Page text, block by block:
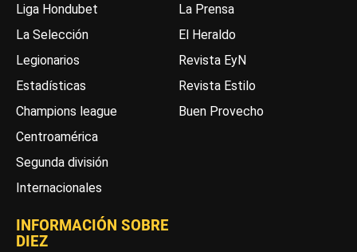
Liga Hondubet
La Selección
Legionarios
Estadísticas
Champions league
Centroamérica
Segunda división
Internacionales
La Prensa
El Heraldo
Revista EyN
Revista Estilo
Buen Provecho
INFORMACIÓN SOBRE
DIEZ